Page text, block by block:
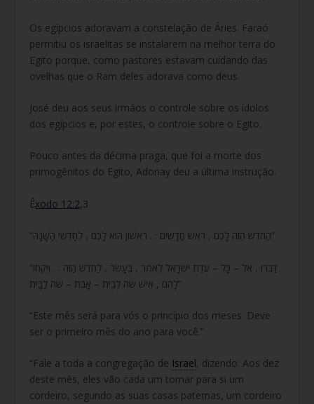
Os egípcios adoravam a constelação de Áries. Faraó
permitiu os israelitas se instalarem na melhor terra do
Egito porque, como pastores estavam cuidando das
ovelhas que o Ram deles adorava como deus.
José deu aos seus irmãos o controle sobre os ídolos
dos egípcios e, por estes, o controle sobre o Egito.
Pouco antes da décima praga, que foi a morte dos
primogênitos do Egito, Adonay deu a última instrução.
Êxodo 12:2,3
“הַחֹדֶשׁ הַזֶּה לָכֶם , רֹאשׁ חֳדָשִׁים : . רִאשׁוֹן הוּא לָכֶם , לְחָדְשֵׁי הַשָּׁנָה”
“דַּבְּרוּ , אֶל – כָּל – עֲדַת יִשְׂרָאֵל לֵאמֹר , בֶּעָשֹׂר , לַחֹדֶשׁ הַזֶּה : . וְיִקְחוּ
לָהֶם , אִישׁ שֶׂה לְבֵית – אָבֹת – שֶׂה לַבָּיִת”
“Este mês será para vós o princípio dos meses. Deve
ser o primeiro mês do ano para você.”
“Fale a toda a congregação de Israel, dizendo: Aos dez
deste mês, eles vão cada um tomar para si um
cordeiro, segundo as suas casas paternas, um cordeiro